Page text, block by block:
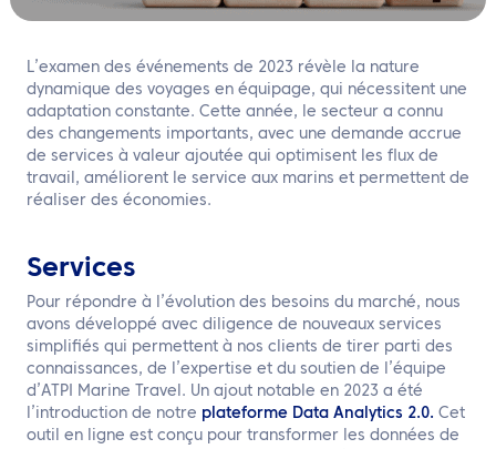
L’examen des événements de 2023 révèle la nature
dynamique des voyages en équipage, qui nécessitent une
adaptation constante. Cette année, le secteur a connu
des changements importants, avec une demande accrue
de services à valeur ajoutée qui optimisent les flux de
travail, améliorent le service aux marins et permettent de
réaliser des économies.
Services
Pour répondre à l’évolution des besoins du marché, nous
avons développé avec diligence de nouveaux services
simplifiés qui permettent à nos clients de tirer parti des
connaissances, de l’expertise et du soutien de l’équipe
d’ATPI Marine Travel. Un ajout notable en 2023 a été
l’introduction de notre plateforme Data Analytics 2.0. Cet
outil en ligne est conçu pour transformer les données de